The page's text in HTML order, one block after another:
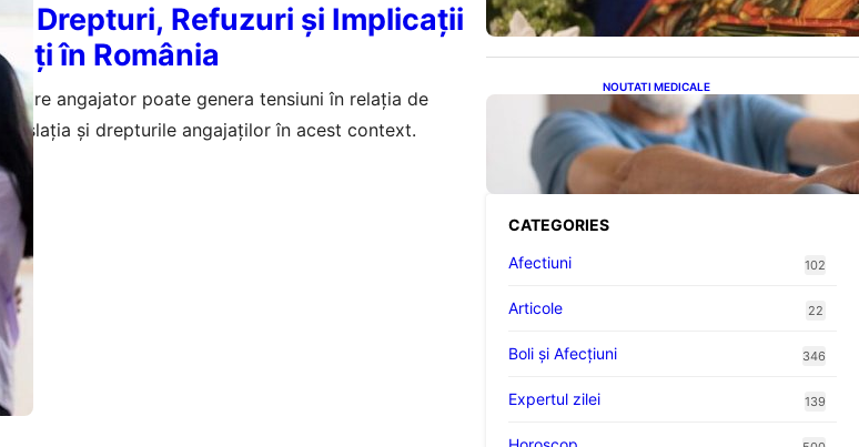
Drepturi, Refuzuri și Implicații
în România
către angajator poate genera tensiuni în relația de
și drepturile angajaților în acest context.
NOUTATI MEDICALE
Îmbunătățirea sănătății
cardiovasculare: Patru exerciții
simple pentru reducerea
tensiunii arteriale la domiciliu
CATEGORIES
Afectiuni
102
Articole 22
Boli și Afecțiuni 346
Expertul zilei 139